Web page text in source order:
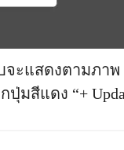
จะแสดงตามภาพ
มสีแดง “+